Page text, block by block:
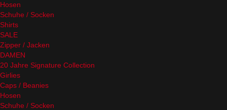
Hosen
Schuhe / Socken
Shirts
SALE
Zipper / Jacken
DAMEN
20 Jahre Signature Collection
Girlies
Caps / Beanies
Hosen
Schuhe / Socken